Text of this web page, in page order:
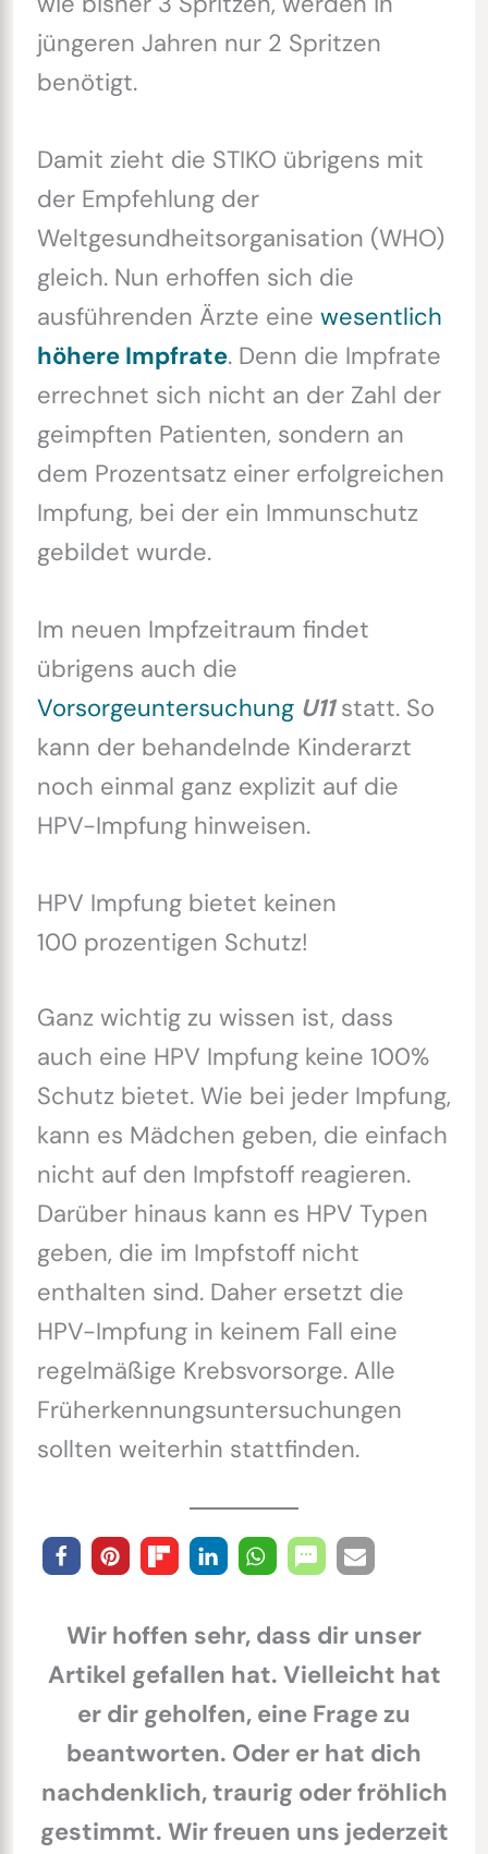
jüngeren Jahren nur 2 Spritzen
benötigt.
Damit zieht die STIKO übrigens mit
der Empfehlung der
Weltgesundheitsorganisation (WHO)
gleich. Nun erhoffen sich die
ausführenden Ärzte eine wesentlich
höhere Impfrate. Denn die Impfrate
errechnet sich nicht an der Zahl der
geimpften Patienten, sondern an
dem Prozentsatz einer erfolgreichen
Impfung, bei der ein Immunschutz
gebildet wurde.
Im neuen Impfzeitraum findet
übrigens auch die
Vorsorgeuntersuchung U11statt. So
kann der behandelnde Kinderarzt
noch einmal ganz explizit auf die
HPV-Impfung hinweisen.
HPV Impfung bietet keinen
100 prozentigen Schutz!
Ganz wichtig zu wissen ist, dass
auch eine HPV Impfung keine 100%
Schutz bietet. Wie bei jeder Impfung,
kann es Mädchen geben, die einfach
nicht auf den Impfstoff reagieren.
Darüber hinaus kann es HPV Typen
geben, die im Impfstoff nicht
enthalten sind. Daher ersetzt die
HPV-Impfung in keinem Fall eine
regelmäßige Krebsvorsorge. Alle
Früherkennungsuntersuchungen
sollten weiterhin stattfinden.
Wir hoffen sehr, dass dir unser
Artikel gefallen hat. Vielleicht hat
er dir geholfen, eine Frage zu
beantworten. Oder er hat dich
nachdenklich, traurig oder fröhlich
gestimmt. Wir freuen uns jederzeit